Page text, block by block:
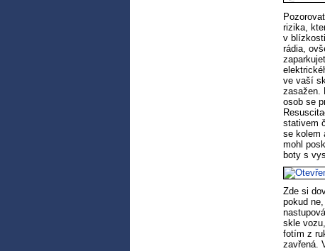
rizika,
v
rádia,
ve vaší
zasažen.
osob se
stativem
se kolem
mohl
boty s
Zde si
pokud
skle
fotím z
zavřená.